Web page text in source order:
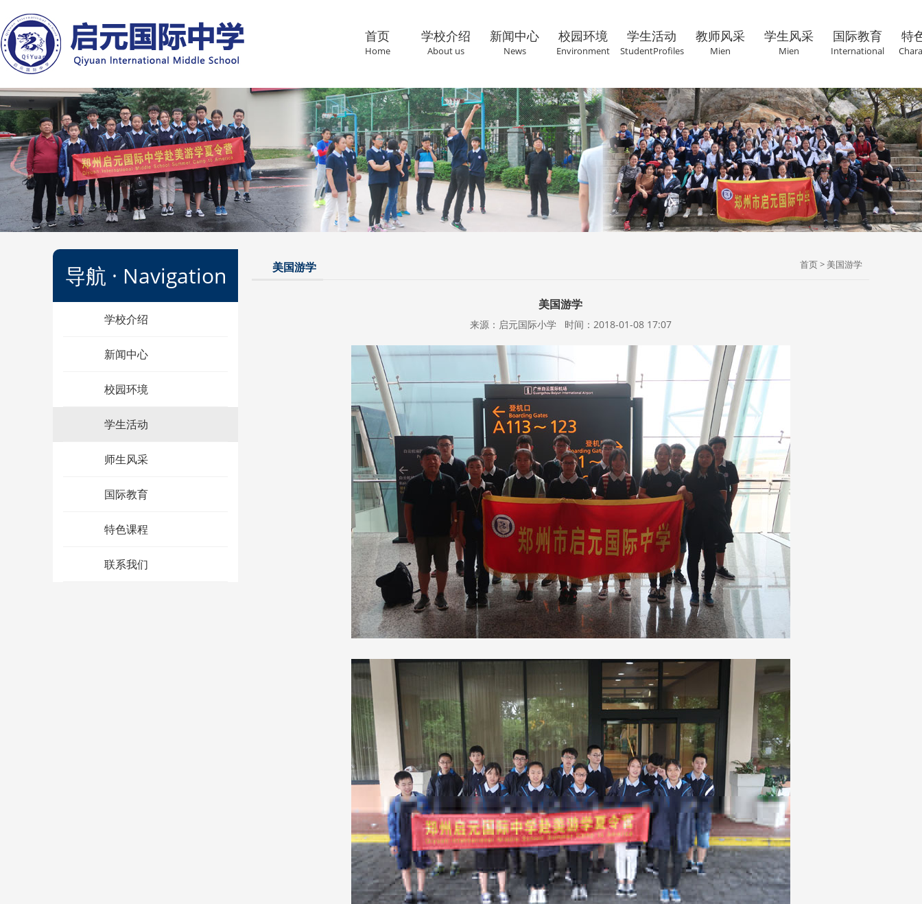
菜单
首页
Home
学校介绍
About us
新闻中心
News
校园环境
Environment
学生活动
StudentProfiles
教师风采
Mien
学生风采
Mien
国际教育
International
特
联系我们
Cantact us
导航 · Navigation
学校介绍
新闻中心
校园环境
学生活动
师生风采
国际教育
特色课程
联系我们
美国游学 首页> 美国游学
美国游学
来源：启元国际小学 时间：2018-01-08 17:07